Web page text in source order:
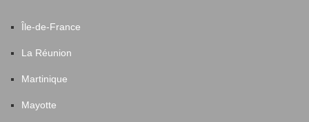
Île-de-France
La Réunion
Martinique
Mayotte